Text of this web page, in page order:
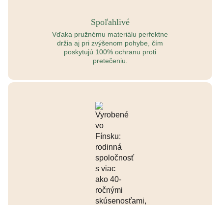
Spoľahlivé
Vďaka pružnému materiálu perfektne
držia aj pri zvýšenom pohybe, čím
poskytujú 100% ochranu proti
pretečeniu.